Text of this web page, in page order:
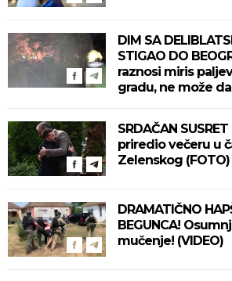
DIM SA
STIGAO DO
raznosi miris
gradu, ne može
SRDAČAN
priredio večeru u
Zelenskog (FOTO)
DRAMATIČNO
BEGUNCA!
mučenje! (VIDEO)